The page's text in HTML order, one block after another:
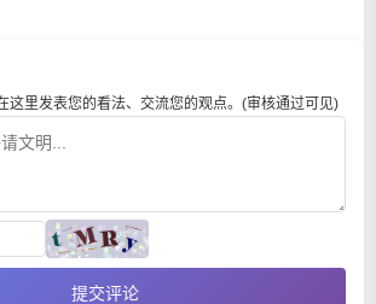
里发表您的看法、交流您的观点。(审核通过可见)
提交评论